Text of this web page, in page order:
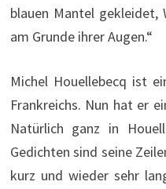
blauen Mantel gekleidet,
am Grunde ihrer Augen.“
Michel Houellebecq ist
Frankreichs. Nun hat er
Natürlich ganz in
Gedichten sind seine
kurz und wieder sehr